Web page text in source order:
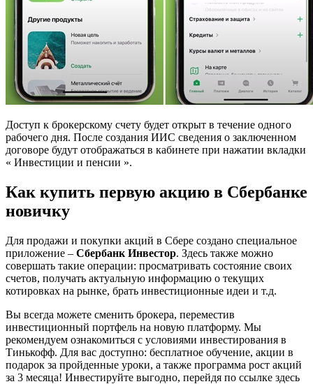
Доступ к брокерскому счету будет открыт в течение одного
рабочего дня. После создания ИИС сведения о заключенном
договоре будут отображаться в кабинете при нажатии вкладки
« Инвестиции и пенсии ».
Как купить первую акцию в Сбербанке
новичку
Для продажи и покупки акций в Сбере создано специальное
приложение – Сбербанк Инвестор. Здесь также можно
совершать такие операции: просматривать состояние своих
счетов, получать актуальную информацию о текущих
котировках на рынке, брать инвестиционные идеи и т.д.
Вы всегда можете сменить брокера, переместив
инвестиционный портфель на новую платформу. Мы
рекомендуем ознакомиться с условиями инвестирования в
Тинькофф. Для вас доступно: бесплатное обучение, акции в
подарок за пройденные уроки, а также программа рост акций
за 3 месяца! Инвестируйте выгодно, перейдя по ссылке здесь